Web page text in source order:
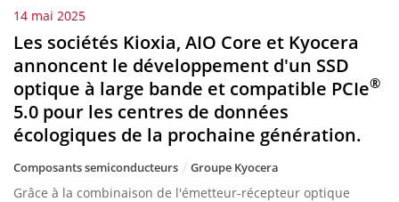
14 mai 2025
Les sociétés Kioxia, AIO Core et Kyocera
annoncent le développement d'un SSD
optique à large bande et compatible PCIe®
5.0 pour les centres de données
écologiques de la prochaine génération.
Composants semiconducteurs Groupe Kyocera
Grâce à la combinaison de l'émetteur-récepteur optique